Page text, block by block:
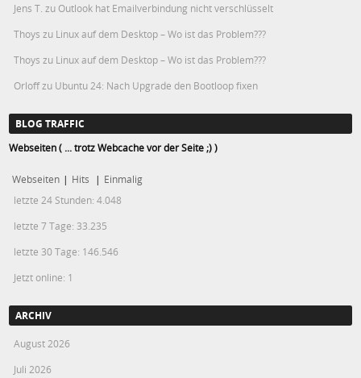
Jens T. zu Outlook hat Emailverbindung nicht verschlüsselt
Thoys zu Linux auf dem Desktop – Wo ist das Problem???
Thoys zu Linux auf dem Desktop – Wo ist das Problem???
Orloffzu Ubuntu 24: Nach Upgrade den Bootloop fixen
BLOG TRAFFIC
Webseiten ( ... trotz Webcache vor der Seite ;) )
Webseiten | Hits | Einmalig
letzte 24 Stunden:4.048
letzte 7 Tage: 33.235
letzte 30 Tage: 146.546
Jetzt online: 1
ARCHIV
August 2026
Juli 2026